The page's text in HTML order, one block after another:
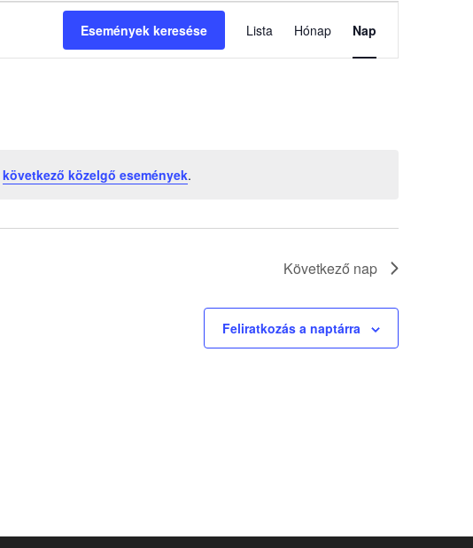
következő közelgő események.
Események keresése
nézet
Lista Hónap Nap
Következő nap
Feliratkozás a naptárra